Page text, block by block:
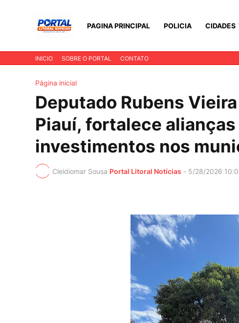
PAGINA PRINCIPAL POLICIA CIDADES
INICIO SOBRE O PORTAL CONTATO
Página inicial
Deputado Rubens
Piauí, fortalece
investimentos nos
Cleidiomar Sousa Portal Litoral Notícias - 5/28/2026